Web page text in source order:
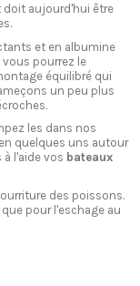
doit aujourd'hui être
et en albumine
pourrez le
équilibré qui
un peu plus
les dans nos
quelques uns autour
l'aide vos bateaux
des poissons.
pour l'eschage au